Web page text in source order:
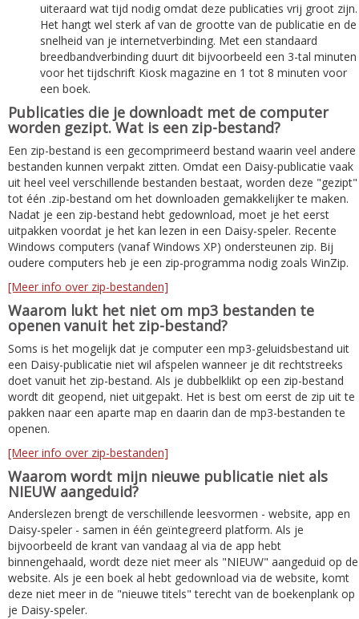
uiteraard wat tijd nodig omdat deze publicaties vrij groot zijn.
Het hangt wel sterk af van de grootte van de publicatie en de
snelheid van je internetverbinding. Met een standaard
breedbandverbinding duurt dit bijvoorbeeld een 3-tal minuten
voor het tijdschrift Kiosk magazine en 1 tot 8 minuten voor
een boek.
Publicaties die je downloadt met de computer
worden gezipt. Wat is een zip-bestand?
Een zip-bestand is een gecomprimeerd bestand waarin veel andere
bestanden kunnen verpakt zitten. Omdat een Daisy-publicatie vaak
uit heel veel verschillende bestanden bestaat, worden deze "gezipt"
tot één .zip-bestand om het downloaden gemakkelijker te maken.
Nadat je een zip-bestand hebt gedownload, moet je het eerst
uitpakken voordat je het kan lezen in een Daisy-speler. Recente
Windows computers (vanaf Windows XP) ondersteunen zip. Bij
oudere computers heb je een zip-programma nodig zoals WinZip.
[Meer info over zip-bestanden]
Waarom lukt het niet om mp3 bestanden te
openen vanuit het zip-bestand?
Soms is het mogelijk dat je computer een mp3-geluidsbestand uit
een Daisy-publicatie niet wil afspelen wanneer je dit rechtstreeks
doet vanuit het zip-bestand. Als je dubbelklikt op een zip-bestand
wordt dit geopend, niet uitgepakt. Het is best om eerst de zip uit te
pakken naar een aparte map en daarin dan de mp3-bestanden te
openen.
[Meer info over zip-bestanden]
Waarom wordt mijn nieuwe publicatie niet als
NIEUW aangeduid?
Anderslezen brengt de verschillende leesvormen - website, app en
Daisy-speler - samen in één geïntegreerd platform. Als je
bijvoorbeeld de krant van vandaag al via de app hebt
binnengehaald, wordt deze niet meer als "NIEUW" aangeduid op de
website. Als je een boek al hebt gedownload via de website, komt
deze niet meer in de "nieuwe titels" terecht van de boekenplank op
je Daisy-speler.